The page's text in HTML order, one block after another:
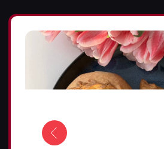
каждой маленькой детали, чтобы
каждый кусочек татарской
кулинарии приносил радость и
удовольствие.
Сделать заказ
Узнать подробнее